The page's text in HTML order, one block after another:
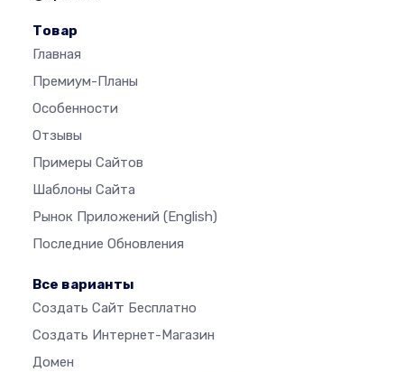
Товар
Главная
Премиум-Планы
Особенности
Отзывы
Примеры Сайтов
Шаблоны Сайта
Рынок Приложений (English)
Последние Обновления
Все варианты
Создать Сайт Бесплатно
Создать Интернет-Магазин
Домен